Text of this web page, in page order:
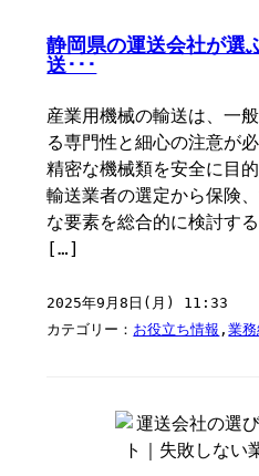
静岡県の運送会社が選
送･･･
産業用機械の輸送は、一
る専門性と細心の注意が
精密な機械類を安全に目
輸送業者の選定から保険
な要素を総合的に検討す
[…]
2025年9月8日(月) 11:33
カテゴリー： お役立ち情報 ,業